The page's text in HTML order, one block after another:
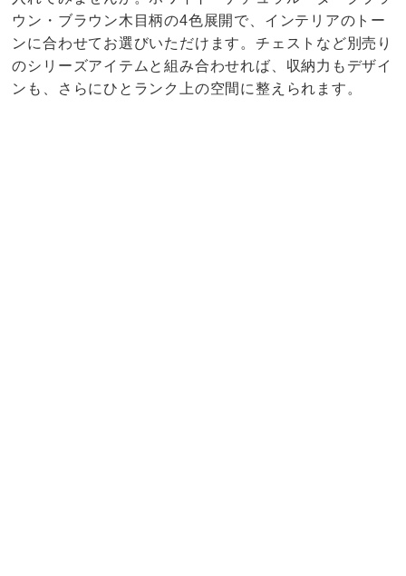
ウン・ブラウン木目柄の4色展開で、インテリアのトー
ンに合わせてお選びいただけます。チェストなど別売り
のシリーズアイテムと組み合わせれば、収納力もデザイ
ンも、さらにひとランク上の空間に整えられます。